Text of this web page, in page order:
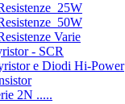
Varie
- SCR
e Diodi Hi-Power
2N .....